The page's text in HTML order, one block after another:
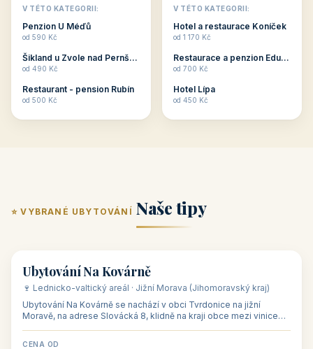
objekty, které nabízí
ubytování skupin v
penzionech, hotelích a
Budete překva...
V TÉTO KATEGORII:
Penzion U Méďů
od 590 Kč
Šikland u Zvole nad Pernštejnem
od 490 Kč
Restaurant - pension Rubín
od 500 Kč
objekty, které mají
zkušenosti pořádat i
menší firemní akce a
ob...
V TÉTO KATEGORII:
Hotel a restaurace Koníček
od 1 170 Kč
Restaurace a penzion Eduard
od 700 Kč
Hotel Lípa
od 450 Kč
⭐ VYBRANÉ UBYTOVÁNÍ Naše tipy
🏡 penzion
Ubytování Na Kovárně
🍷 Lednicko-valtický areál · Jižní Morava (Jihomoravský kraj)
Ubytování Na Kovárně se nachází v obci Tvrdonice na jižní
Moravě, na adrese Slovácká 8, klidně na kraji obce mezi vinicemi,
CENA OD